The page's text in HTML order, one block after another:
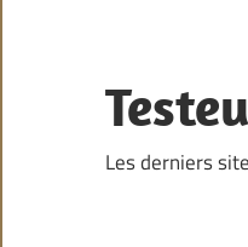
content
Les derniers